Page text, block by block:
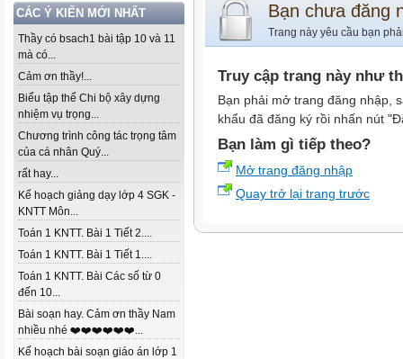
CÁC Ý KIẾN MỚI NHẤT
Thầy có bsach1 bài tập 10 và 11
mà có...
Cảm ơn thầy!...
Biểu tập thể Chi bộ xây dựng
nhiệm vụ trọng...
Chương trình công tác trọng tâm
của cá nhân Quý...
rất hay...
Kế hoạch giảng dạy lớp 4 SGK -
KNTT Môn...
Toán 1 KNTT. Bài 1 Tiết 2....
Toán 1 KNTT. Bài 1 Tiết 1....
Toán 1 KNTT. Bài Các số từ 0
đến 10...
Bài soạn hay. Cảm ơn thầy Nam
nhiều nhé ❤️❤️❤️❤️❤️❤️...
Kế hoạch bài soạn giáo án lớp 1
Bạn chưa đăng
Trang này yêu cầu bạn
Truy cập trang này như
Bạn phải mở trang đăng nhập,
khẩu đã đăng ký rồi nhấn nút
Bạn làm gì tiếp theo?
Mở trang đăng nhập
Quay trở lại trang trước